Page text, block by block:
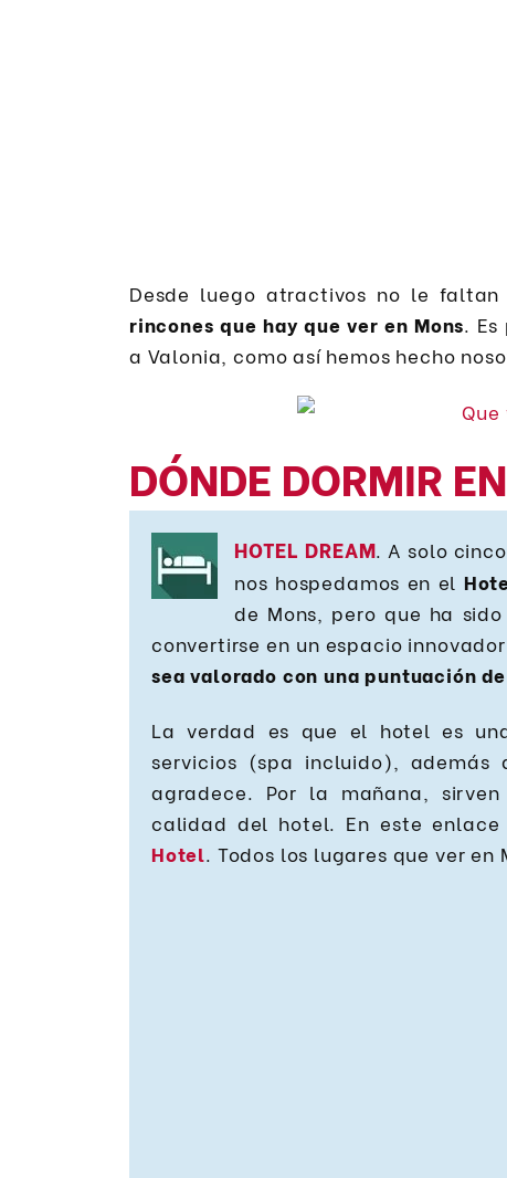
Desde luego atractivos no le
rincones que hay que ver en Mons.
a Valonia, como así hemos hecho
DÓNDE DORMIR
HOTEL DREAM . A solo
nos hospedamos en el
de Mons, pero que ha
convertirse en un espacio
sea valorado con una puntuación
La verdad es que el hotel es
servicios (spa incluido),
agradece. Por la mañana,
calidad del hotel. En este
Hotel. Todos los lugares que ver